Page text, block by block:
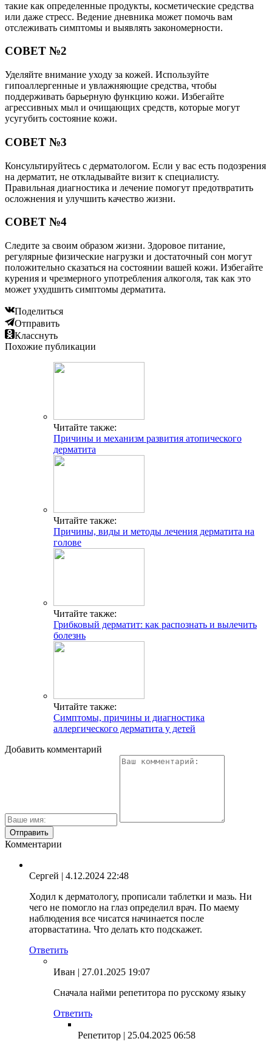
такие как определенные продукты, косметические средства
или даже стресс. Ведение дневника может помочь вам
отслеживать симптомы и выявлять закономерности.
СОВЕТ №2
Уделяйте внимание уходу за кожей. Используйте
гипоаллергенные и увлажняющие средства, чтобы
поддерживать барьерную функцию кожи. Избегайте
агрессивных мыл и очищающих средств, которые могут
усугубить состояние кожи.
СОВЕТ №3
Консультируйтесь с дерматологом. Если у вас есть подозрения
на дерматит, не откладывайте визит к специалисту.
Правильная диагностика и лечение помогут предотвратить
осложнения и улучшить качество жизни.
СОВЕТ №4
Следите за своим образом жизни. Здоровое питание,
регулярные физические нагрузки и достаточный сон могут
положительно сказаться на состоянии вашей кожи. Избегайте
курения и чрезмерного употребления алкоголя, так как это
может ухудшить симптомы дерматита.
Поделиться
Отправить
Класснуть
Похожие публикации
Читайте также:
Причины и механизм развития атопического
дерматита
Читайте также:
Причины, виды и методы лечения дерматита на
голове
Читайте также:
Грибковый дерматит: как распознать и вылечить
болезнь
Читайте также:
Симптомы, причины и диагностика
аллергического дерматита у детей
Добавить комментарий
Комментарии
Сергей | 4.12.2024 22:48
Ходил к дерматологу, прописали таблетки и мазь. Ни
чего не помогло на глаз определил врач. По маему
наблюдения все чисатся начинается после
аторвастатина. Что делать кто подскажет.
Ответить
Иван | 27.01.2025 19:07
Сначала найми репетитора по русскому языку
Ответить
Репетитор | 25.04.2025 06:58